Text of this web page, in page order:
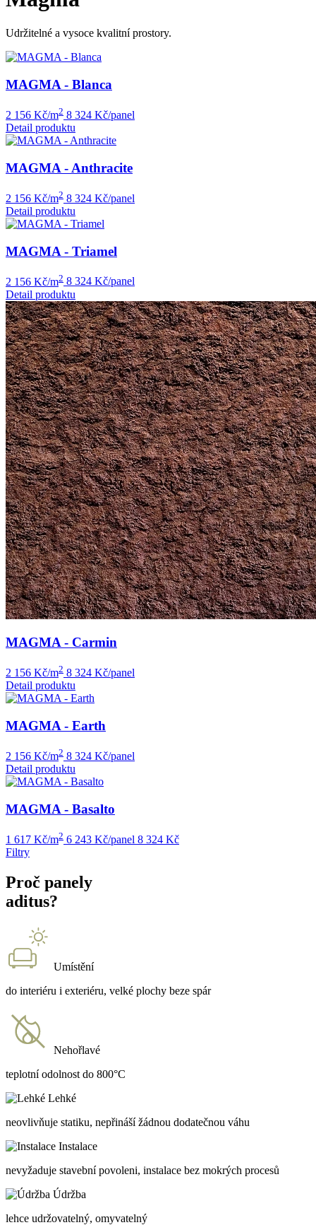
Udržitelné a vysoce kvalitní prostory.
MAGMA - Blanca
2 156 Kč/m2 8 324 Kč/panel
Detail produktu
MAGMA - Anthracite
2 156 Kč/m2 8 324 Kč/panel
Detail produktu
MAGMA - Triamel
2 156 Kč/m2 8 324 Kč/panel
Detail produktu
MAGMA - Carmin
2 156 Kč/m2 8 324 Kč/panel
Detail produktu
MAGMA - Earth
2 156 Kč/m2 8 324 Kč/panel
Detail produktu
MAGMA - Basalto
1 617 Kč/m2 6 243 Kč/panel 8 324 Kč
Filtry
Proč panely
aditus?
Umístění
do interiéru i exteriéru, velké plochy beze spár
Nehořlavé
teplotní odolnost do 800°C
Lehké
neovlivňuje statiku, nepřináší žádnou dodatečnou váhu
Instalace
nevyžaduje stavební povoleni, instalace bez mokrých procesů
Údržba
lehce udržovatelný, omyvatelný